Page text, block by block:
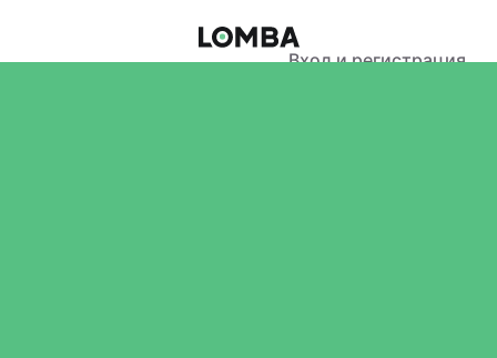
Вход и регистрация